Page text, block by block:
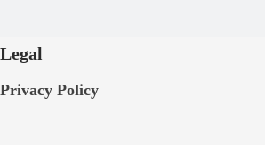
Legal
Privacy Policy